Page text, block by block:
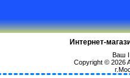
Интернет-
Ваш
Copyright © 2026